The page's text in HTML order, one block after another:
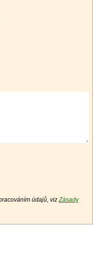
údajů, viz Zásady